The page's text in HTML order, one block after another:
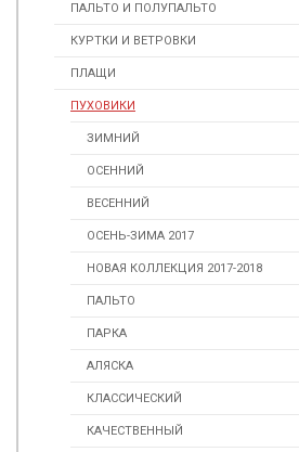
ПАЛЬТО И ПОЛУПАЛЬТО
КУРТКИ И ВЕТРОВКИ
ПЛАЩИ
ПУХОВИКИ
ЗИМНИЙ
ОСЕННИЙ
ВЕСЕННИЙ
ОСЕНЬ-ЗИМА 2017
НОВАЯ КОЛЛЕКЦИЯ 2017-2018
ПАЛЬТО
ПАРКА
АЛЯСКА
КЛАССИЧЕСКИЙ
КАЧЕСТВЕННЫЙ